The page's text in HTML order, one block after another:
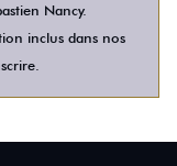
Nancy.
inclus dans nos